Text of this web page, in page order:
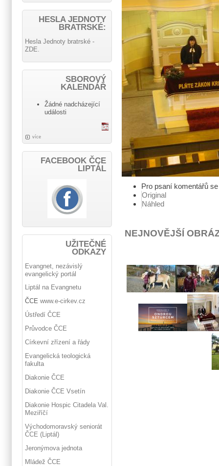
Pro psaní komentářů
Original
Náhled
NEJNOVĚJŠÍ
HESLA JEDNOTY
BRATRSKÉ:
Hesla Jednoty bratrské -
ZDE.
SBOROVÝ
KALENDÁŘ
Žádné nadcházející
události
více
FACEBOOK ČCE
LIPTÁL
UŽITEČNÉ
ODKAZY
Evangnet, nezávislý
evangelický portál
Liptál na Evangnetu
ČCE www.e-cirkev.cz
Ústředí ČCE
Průvodce ČCE
Církevní zřízení a řády
Evangelická teologická
fakulta
Diakonie ČCE
Diakonie ČCE Vsetín
Diakonie Hospic Citadela Val.
Meziříčí
Východomoravský seniorát
ČCE (Liptál)
Jeronýmova jednota
Mládež ČCE